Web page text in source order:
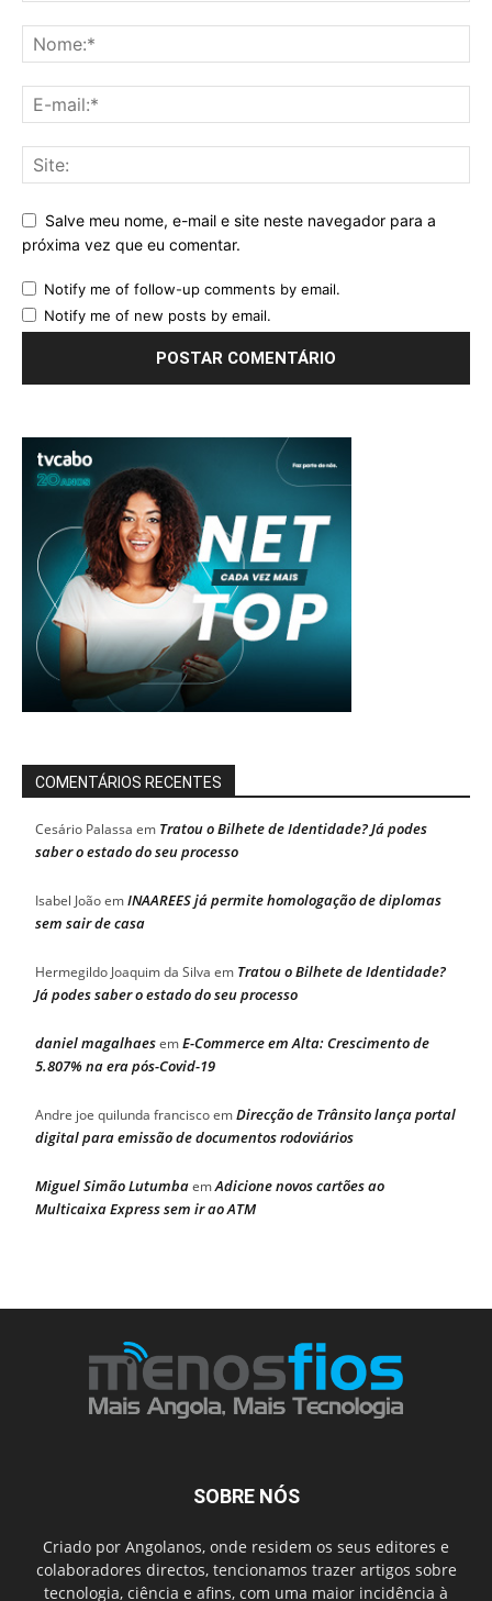
Salve meu nome, e-mail e site neste navegador para a
próxima vez que eu comentar.
Notify me of follow-up comments by email.
Notify me of new posts by email.
COMENTÁRIOS RECENTES
Cesário Palassa em Tratou o Bilhete de Identidade? Já podes
saber o estado do seu processo
Isabel JoãoemINAAREES já permite homologação de diplomas
sem sair de casa
Hermegildo Joaquim da Silva em Tratou o Bilhete de Identidade?
Já podes saber o estado do seu processo
daniel magalhaesemE-Commerce em Alta: Crescimento de
5.807% na era pós-Covid-19
Andre joe quilunda franciscoemDirecção de Trânsito lança portal
digital para emissão de documentos rodoviários
Miguel Simão LutumbaemAdicione novos cartões ao
Multicaixa Express sem ir ao ATM
SOBRE NÓS
Criado por Angolanos, onde residem os seus editores e
colaboradores directos, tencionamos trazer artigos sobre
tecnologia, ciência e afins, com uma maior incidência à